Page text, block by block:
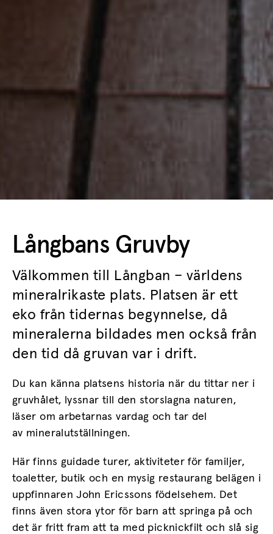
Långbans Gruvby
Välkommen till Långban – världens
mineralrikaste plats. Platsen är ett
eko fråntidernas begynnelse, då
mineralerna bildades men också från
den tid då gruvan var i drift.
Du kan känna platsens historia när du tittar ner i
gruvhålet, lyssnar till den storslagna naturen,
läser om arbetarnas vardag ochtar del
av mineralutställningen.
Här finns guidade turer, aktiviteter för familjer,
toaletter, butik och en mysig restaurang belägen i
uppfinnaren John Ericssons födelsehem. Det
finns även stora ytor för barn att springa på och
det är fritt fram att ta med picknickfilt och slå sig